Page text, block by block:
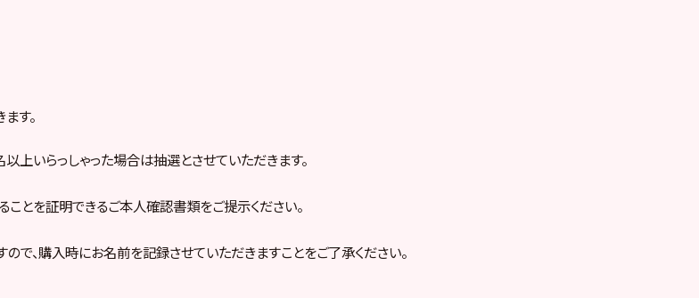
す。
上いらっしゃった場合は抽選とさせていただきます。
とを証明できるご本人確認書類をご提示ください。
、購入時にお名前を記録させていただきますことをご了承ください。